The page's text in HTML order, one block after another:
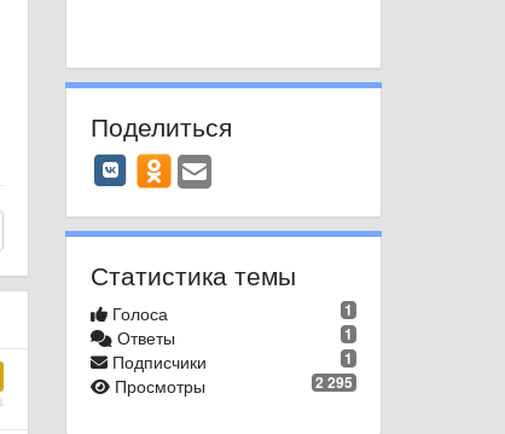
Поделиться
Статистика темы
1
Голоса
1
Ответы
1
Подписчики
2 295
Просмотры